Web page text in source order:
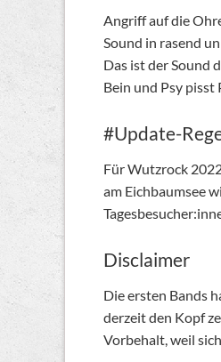
Angriff auf die
Sound in rasend
Das ist der Sound
Bein und Psy pisst
#Update-
Für Wutzrock
am Eichbaumsee
Disclaimer
Die ersten Bands
derzeit den Kopf
Vorbehalt, weil